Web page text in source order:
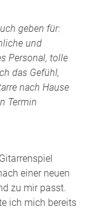
geben für:
und
Personal, tolle
das Gefühl,
nach Hause
Termin
einer neuen
zu mir passt.
ich mich bereits